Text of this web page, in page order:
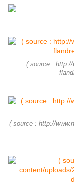
( source : http://
( source : http://